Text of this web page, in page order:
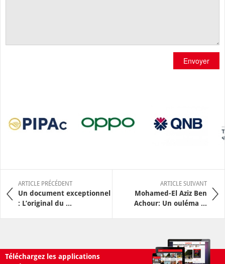
Envoyer
ARTICLE PRÉCÉDENT
Un document exceptionnel
: L’original du ...
ARTICLE SUIVANT
Mohamed-El Aziz Ben
Achour: Un ouléma ...
Téléchargez les applications